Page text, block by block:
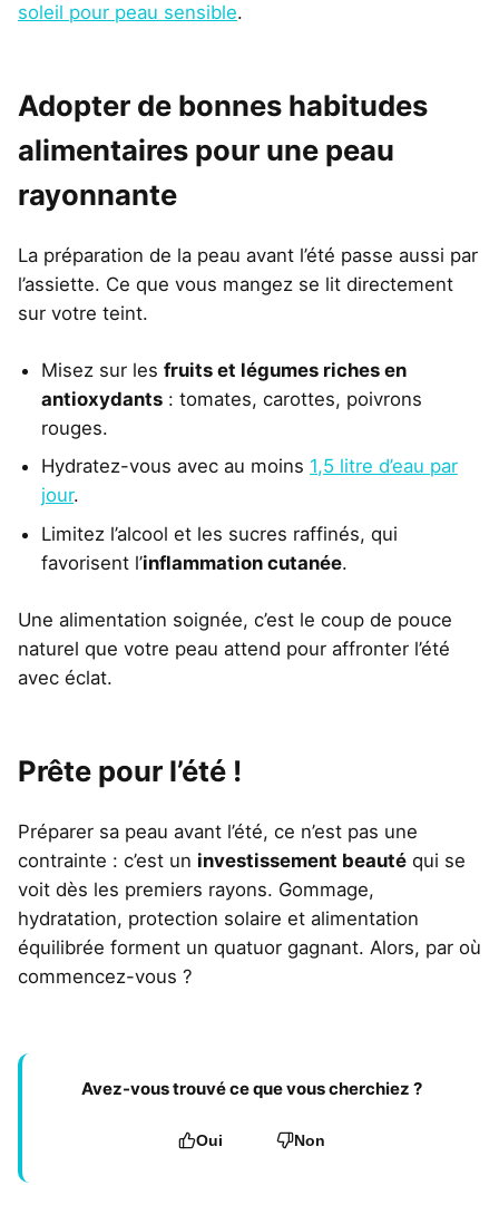
soleil pour peau sensible.
Adopter de bonnes habitudes
alimentaires pour une peau
rayonnante
La préparation de la peau avant l’été passe aussi par
l’assiette. Ce que vous mangez se lit directement
sur votre teint.
Misez sur les fruits et légumes riches en
antioxydants : tomates, carottes, poivrons
rouges.
Hydratez-vous avec au moins 1,5 litre d’eau par
jour.
Limitez l’alcool et les sucres raffinés, qui
favorisent l’inflammation cutanée.
Une alimentation soignée, c’est le coup de pouce
naturel que votre peau attend pour affronter l’été
avec éclat.
Prête pour l’été !
Préparer sa peau avant l’été, ce n’est pas une
contrainte : c’est un investissement beauté qui se
voit dès les premiers rayons. Gommage,
hydratation, protection solaire et alimentation
équilibrée forment un quatuor gagnant. Alors, par où
commencez-vous ?
Avez-vous trouvé ce que vous cherchiez ?
Oui Non